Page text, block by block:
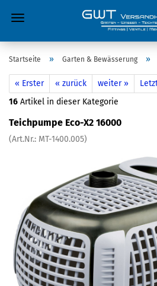
Startseite » Garten & Bewässerung »
« Erster « zurück weiter »
16 Artikel in dieser Kategorie
Teichpumpe Eco-X2 16000
(Art.Nr.: MT-1400.005)